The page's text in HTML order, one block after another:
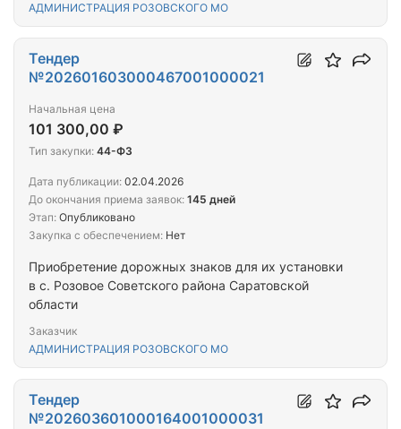
АДМИНИСТРАЦИЯ РОЗОВСКОГО МО
Приобретение дорожных знаков для их установки
в с. Розовое Советского района Саратовской
области
Заказчик
АДМИНИСТРАЦИЯ РОЗОВСКОГО МО
Тендер
№202601603000467001000021
Начальная цена
101 300,00 ₽
Тип закупки: 44-ФЗ
Дата публикации: 02.04.2026
До окончания приема заявок: 145 дней
Этап: Опубликовано
Закупка с обеспечением: Нет
Тендер
№202603601000164001000031